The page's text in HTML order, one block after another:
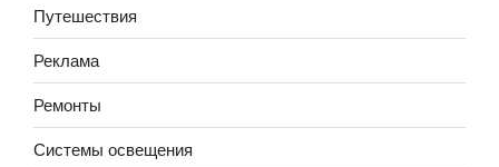
Путешествия
Реклама
Ремонты
Системы освещения